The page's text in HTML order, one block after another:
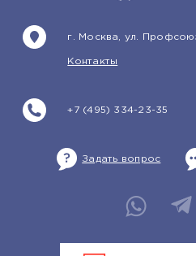
+7 (495) 334-23-35
г. Москва, ул.
Контакты
Задать вопрос